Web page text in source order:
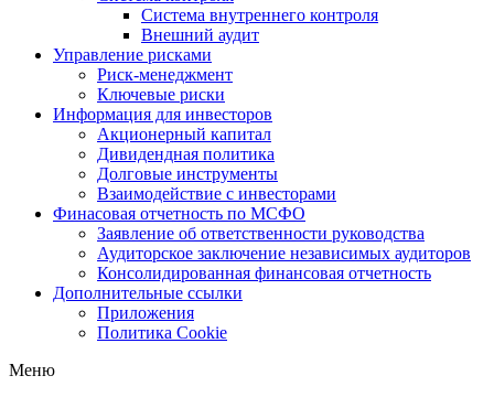
Система внутреннего контроля
Внешний аудит
Управление рисками
Риск-менеджмент
Ключевые риски
Информация для инвесторов
Акционерный капитал
Дивидендная политика
Долговые инструменты
Взаимодействие с инвеcторами
Финасовая отчетность по МСФО
Заявление об ответственности руководства
Аудиторское заключение независимых аудиторов
Консолидированная финансовая отчетность
Дополнительные ссылки
Приложения
Политика Cookie
Меню